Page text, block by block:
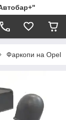
Фаркопи на Opel